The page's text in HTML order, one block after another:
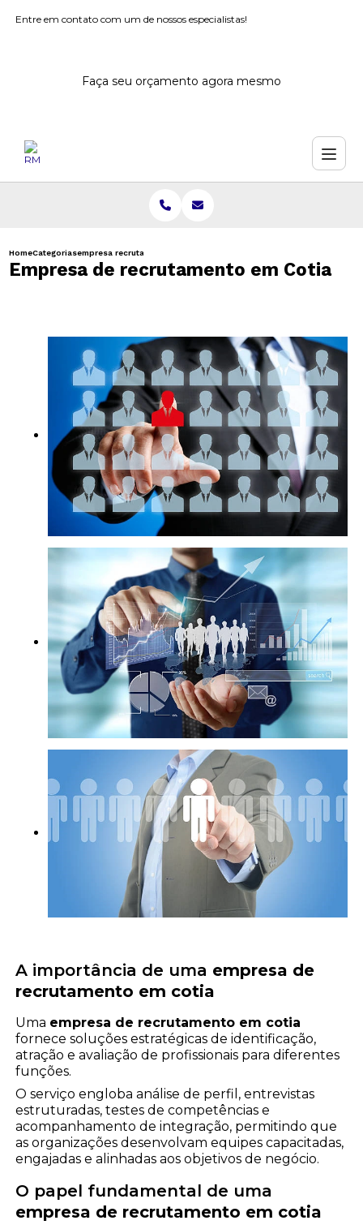
Entre em contato com um de nossos especialistas!
Faça seu orçamento agora mesmo
HomeCategoriasempresa recrutamento cotia
Empresa de recrutamento em Cotia
A importância de uma empresa de
recrutamento em cotia
Uma empresa de recrutamento em cotia
fornece soluções estratégicas de identificação,
atração e avaliação de profissionais para diferentes
funções.
O serviço engloba análise de perfil, entrevistas
estruturadas, testes de competências e
acompanhamento de integração, permitindo que
as organizações desenvolvam equipes capacitadas,
engajadas e alinhadas aos objetivos de negócio.
O papel fundamental de uma
empresa de recrutamento em cotia